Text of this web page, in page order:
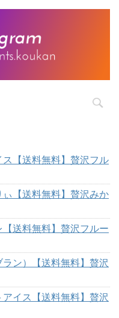
【送料無料】贅沢フル
【送料無料】贅沢みか
送料無料】贅沢フルー
ン）【送料無料】贅沢
イス【送料無料】贅沢